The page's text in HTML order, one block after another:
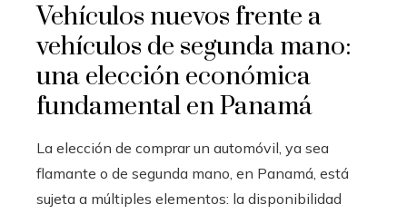
Vehículos nuevos frente a
vehículos de segunda mano:
una elección económica
fundamental en Panamá
La elección de comprar un automóvil, ya sea
flamante o de segunda mano, en Panamá, está
sujeta a múltiples elementos: la disponibilidad